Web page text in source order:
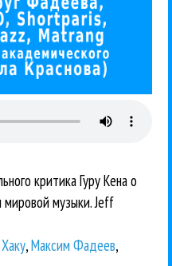
критика Гуру Кена о
мировой музыки. Jeff
Хаку,Максим Фадеев,